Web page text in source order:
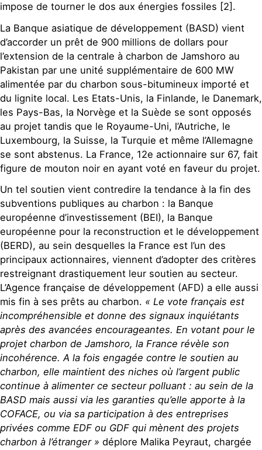
impose de tourner le dos aux énergies fossiles [2].
La Banque asiatique de développement (BASD) vient
d’accorder un prêt de 900 millions de dollars pour
l’extension de la centrale à charbon de Jamshoro au
Pakistan par une unité supplémentaire de 600 MW
alimentée par du charbon sous-bitumineux importé et
du lignite local. Les Etats-Unis, la Finlande, le Danemark,
les Pays-Bas, la Norvège et la Suède se sont opposés
au projet tandis que le Royaume-Uni, l’Autriche, le
Luxembourg, la Suisse, la Turquie et même l’Allemagne
se sont abstenus. La France, 12e actionnaire sur 67, fait
figure de mouton noir en ayant voté en faveur du projet.
Un tel soutien vient contredire la tendance à la fin des
subventions publiques au charbon : la Banque
européenne d’investissement (BEI), la Banque
européenne pour la reconstruction et le développement
(BERD), au sein desquelles la France est l’un des
principaux actionnaires, viennent d’adopter des critères
restreignant drastiquement leur soutien au secteur.
L’Agence française de développement (AFD) a elle aussi
mis fin à ses prêts au charbon. « Le vote français est
incompréhensible et donne des signaux inquiétants
après des avancées encourageantes. En votant pour le
projet charbon de Jamshoro, la France révèle son
incohérence. A la fois engagée contre le soutien au
charbon, elle maintient des niches où l’argent public
continue à alimenter ce secteur polluant : au sein de la
BASD mais aussi via les garanties qu’elle apporte à la
COFACE, ou via sa participation à des entreprises
privées comme EDF ou GDF qui mènent des projets
charbon à l’étranger » déplore Malika Peyraut, chargée